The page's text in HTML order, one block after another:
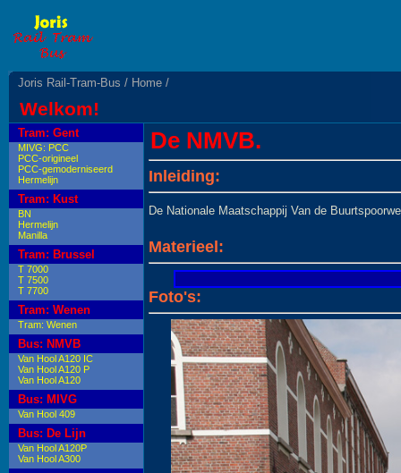
Joris Rail-Tram-Bus / Home /
Welkom!
Tram: Gent
MIVG: PCC
PCC-origineel
PCC-gemoderniseerd
Hermelijn
Tram: Kust
BN
Hermelijn
Manilla
Tram: Brussel
T 7000
T 7500
T 7700
Tram: Wenen
Tram: Wenen
Bus: NMVB
Van Hool A120 IC
Van Hool A120 P
Van Hool A120
Bus: MIVG
Van Hool 409
Bus: De Lijn
Van Hool A120P
Van Hool A300
De NMVB.
Inleiding:
De Nationale Maatschappij Van de
Materieel:
Foto's: